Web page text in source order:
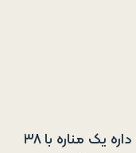
مسجد یولی ( ییولی منار) توسط علاالدین کیقباد سلجوقی در سال ۱۳۲۰ ساخته شده است. این مسجد داره یک مناره با ۳۸